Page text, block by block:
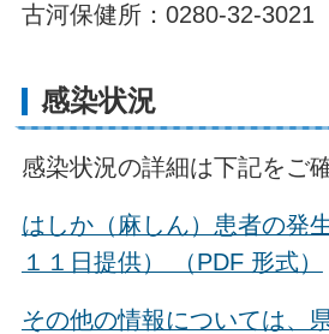
古河保健所： 0280-32-3021
感染状況
感染状況の詳細は下記をご
はしか（麻しん）患者の発
１１日提供） （PDF 形式）
その他の情報については、